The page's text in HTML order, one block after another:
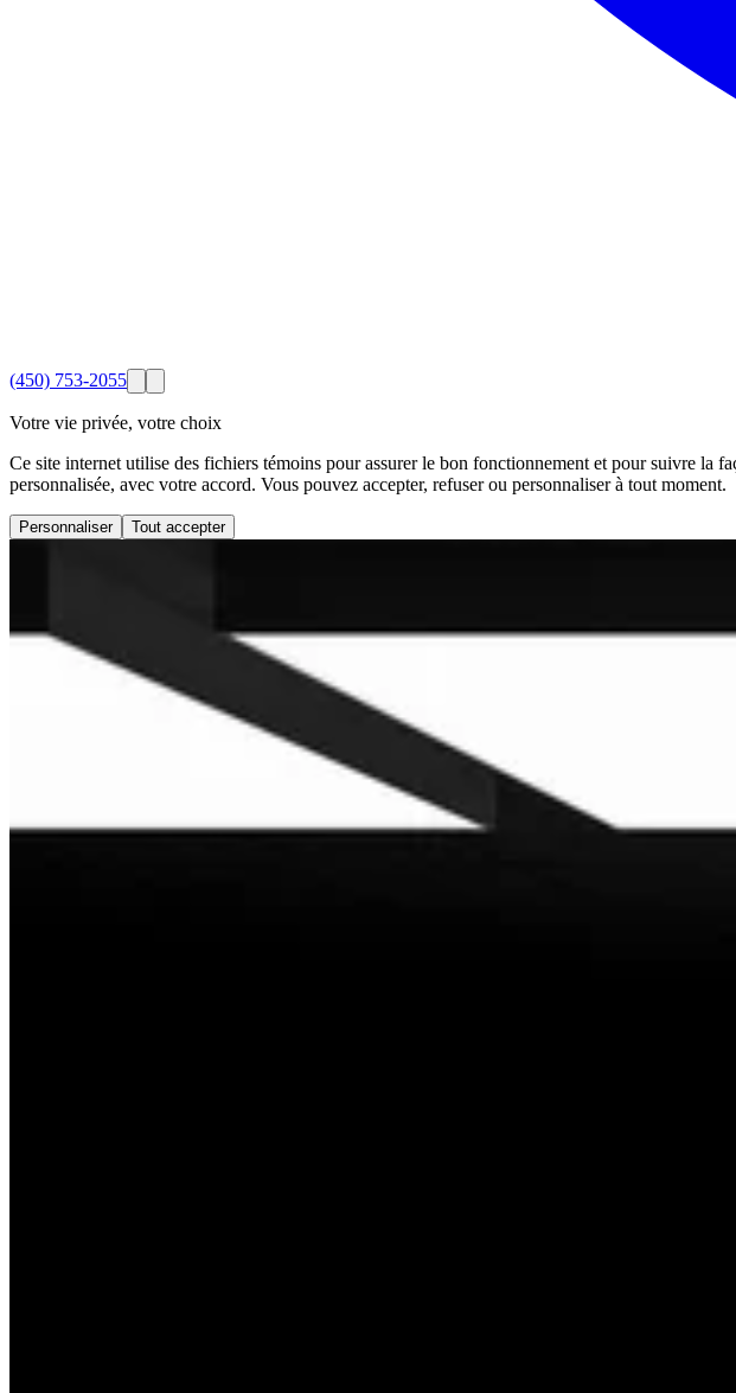
(450) 753-2055
Votre vie privée, votre choix
Ce site internet utilise des fichiers témoins pour assurer le bon fonctionnement et pour suivre la
personnalisée, avec votre accord. Vous pouvez accepter, refuser ou personnaliser à tout moment.
Personnaliser Tout accepter